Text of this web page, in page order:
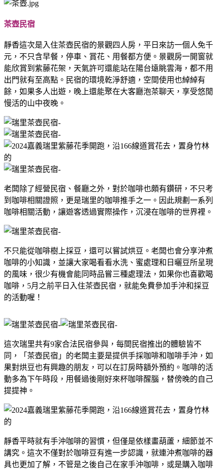
茶壺民宿
靜香這次是入住茶壺民宿的景觀四人房，平日來訪一個人免千
元，不只含早餐，停車、賞花、用餐都方便。景觀房一開窗就
能欣賞到紫藤花架，天氣許可還能站在陽台遠眺雲海，都不用
出門就有至高點。民宿的環境乾淨舒適，空間使用也綽綽有
餘，如果多人出遊，晚上還能聚在大客廳泡茶聊天，享受悠閒
慢活的山中夜晚。
老闆除了經營民宿、餐廳之外，對於咖啡也頗有鑽研，不只考
到咖啡相關證照，更是瑞里的咖啡推手之一。因此規劃一系列
咖啡相關活動，讓遊客透過實際操作，沉浸在咖啡的世界裡。
不只能從咖啡樹上採豆，還可以嘗試烘豆。老闆也會分享沖煮
咖啡的小知識，並讓大家喝看看水洗、蜜處理和日曬豆所呈現
的風味，很少有機會能同時品嘗三種處理法，如果你也喜歡喝
咖啡，5月之前平日入住茶壺民宿，就能免費參加手沖和採豆
的活動喔！
​這次瑞里共有9家合法民宿參與，每間民宿推出的體驗皆不
同，「茶壺民宿」的老闆主要是提供手採咖啡和咖啡手沖，如
果對烘豆也有興趣的朋友，可以在訂房時額外預約。咖啡的活
動多為下午時段，用餐過後剛好來杯咖啡醒腦，替傍晚的自己
提提神。
靜香平時就有手沖咖啡的習慣，但僅是依樣畫葫蘆，細節並不
講究。這次不僅對於咖啡豆有進一步認識，就連沖煮咖啡的器
具也更加了解，不管是之後自己在家手沖咖啡，或是購入咖啡